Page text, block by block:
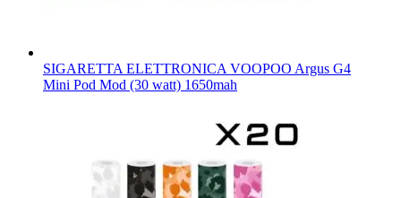
SIGARETTA ELETTRONICA VOOPOO Argus G4
Mini Pod Mod (30 watt) 1650mah